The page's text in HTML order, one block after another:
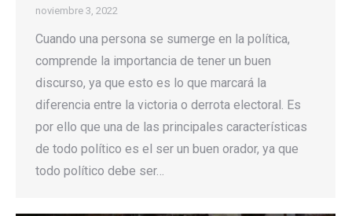
noviembre 3, 2022
Cuando una persona se sumerge en la política,
comprende la importancia de tener un buen
discurso, ya que esto es lo que marcará la
diferencia entre la victoria o derrota electoral. Es
por ello que una de las principales características
de todo político es el ser un buen orador, ya que
todo político debe ser…